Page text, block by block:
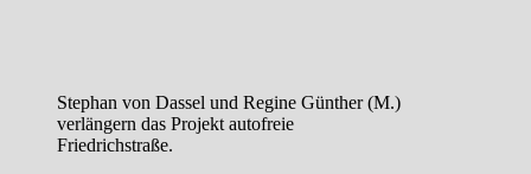
Stephan von Dassel und Regine Günther (M.)
verlängern das Projekt autofreie
Friedrichstraße.